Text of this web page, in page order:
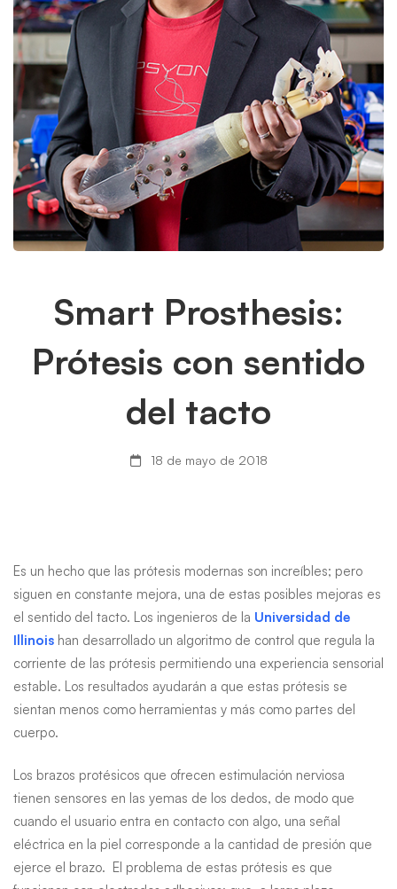
Smart
Prosthesis:
Prótesis
Smart Prosthesis:
Prótesis con sentido
del tacto
18 de mayo de 2018
Es un hecho que las prótesis modernas son increíbles; pero
siguen en constante mejora, una de estas posibles mejoras es
el sentido del tacto. Los ingenieros de la Universidad de
Illinois han desarrollado un algoritmo de control que regula la
corriente de las prótesis permitiendo una experiencia sensorial
estable. Los resultados ayudarán a que estas prótesis se
sientan menos como herramientas y más como partes del
cuerpo.
Los brazos protésicos que ofrecen estimulación nerviosa
tienen sensores en las yemas de los dedos, de modo que
cuando el usuario entra en contacto con algo, una señal
eléctrica en la piel corresponde a la cantidad de presión que
ejerce el brazo. El problema de estas prótesis es que